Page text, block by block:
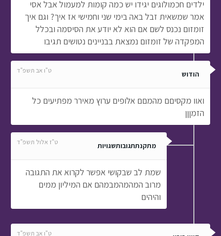
ילדים חכמולוגים יגידו יש כמה קומות למעמול אבל אסי
אמר שמשאית זבל באה בימי שני וחמישי אז איך? וגם איך
זומזום נכנס לשם אם הוא לא יודע את הסיסמה ובכלל
המפקדה של זומזום נמצאת בבניינים נטושים תגיבו
הודוש ט"ו אב תשפ"ד
ואוו מקסיםם מהמםם אלופים ערוץ מאירר מפתיעים כל
הזמןןן
מתקנתתגובותשגויות ט"ז אלול תשפ"ד
שמת לב שבקושי אפשר לקרוא את התגובה
מרוב המהמהמבמהם אם המיליון ממים
והיהים
ט"ו אב תשפ"ד